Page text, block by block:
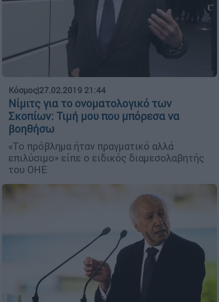
Κόσμος|27.02.2019 21:44
Νίμιτς για το ονοματολογικό των
Σκοπίων: Τιμή μου που μπόρεσα να
βοηθήσω
«Το πρόβλημα ήταν πραγματικό αλλά
επιλύσιμο» είπε ο ειδικός διαμεσολαβητής
του ΟΗΕ